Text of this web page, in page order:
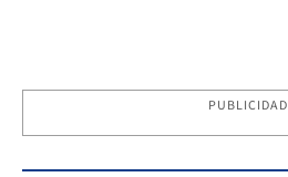
PUBLICIDAD